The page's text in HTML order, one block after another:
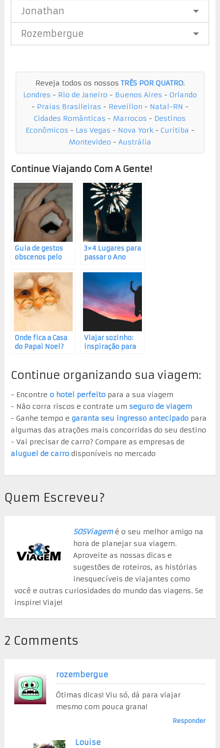
Jonathan
Rozembergue
Reveja todos os nossos TRÊS POR QUATRO:
Londres - Rio de Janeiro - Buenos Aires - Orlando
- Praias Brasileiras - Reveillon - Natal-RN -
Cidades Românticas - Marrocos - Destinos
Econômicos - Las Vegas - Nova York- Curitiba -
Montevideo - Austrália
Continue Viajando Com A Gente!
Guia de gestos
obscenos pelo
3×4 Lugares para
passar o Ano
Onde fica a Casa
do Papai Noel?
Viajar sozinho:
inspiração para
Continue organizando sua viagem:
- Encontre o hotel perfeitopara a sua viagem
- Não corra riscos e contrate um seguro de viagem
- Ganhe tempo e garanta seu ingresso antecipadopara
algumas das atrações mais concorridas do seu destino
- Vai precisar de carro? Compare as empresas de
aluguel de carrodisponíveis no mercado
Quem Escreveu?
SOSViagemé o seu melhor amigo na
hora de planejar sua viagem.
Aproveite as nossas dicas e
sugestões de roteiros, as histórias
inesquecíveis de viajantes como
você e outras curiosidades do mundo das viagens. Se
inspire! Viaje!
2 Comments
rozembergue
Ótimas dicas! Viu só, dá para viajar
mesmo com pouca grana!
Responder
Louise